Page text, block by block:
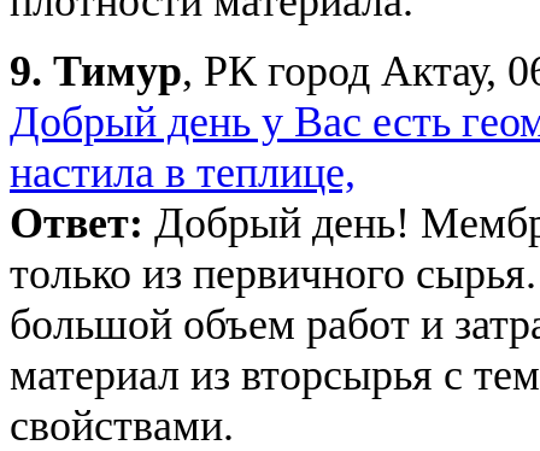
9. Тимур, РК город Актау,
Добрый день у Вас есть
настила в теплице,
Ответ: Добрый день!
только из первичного
большой объем работ и
материал из вторсырья с
свойствами.